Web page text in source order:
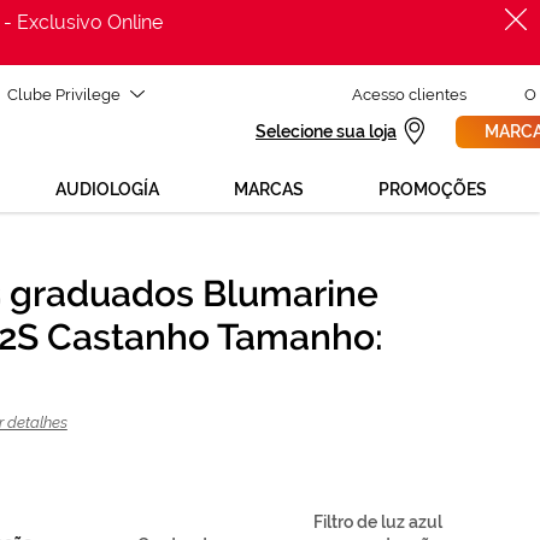
Exclusivo Online
Clube Privilege Acesso clientes O
Selecione sua loja
AUDIOLOGÍA MARCAS PROMOÇÕES
de ajuda para mudar os teus óculos?
Liga para nós GRÁTIS no número800 114 297
graduados Blumarine
Castanho Tamanho:
detalhes
Filtro de luz azul